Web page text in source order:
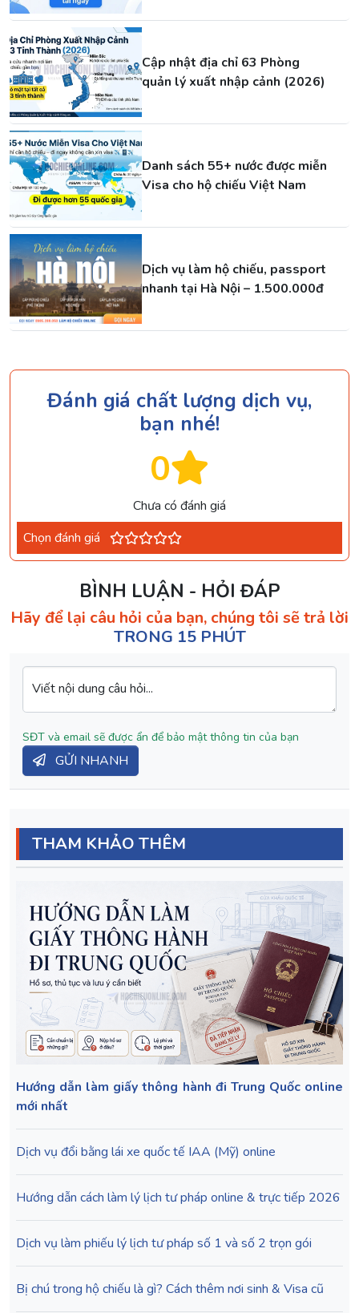
Cập nhật địa chỉ 63 Phòng
quản lý xuất nhập cảnh (2026)
Danh sách 55+ nước được miễn
Visa cho hộ chiếu Việt Nam
Dịch vụ làm hộ chiếu, passport
nhanh tại Hà Nội – 1.500.000đ
Đánh giá chất lượng dịch vụ,
bạn nhé!
0
Chưa có đánh giá
Chọn đánh giá
BÌNH LUẬN - HỎI ĐÁP
Hãy để lại câu hỏi của bạn, chúng tôi sẽ trả lời
TRONG 15 PHÚT
Viết nội dung câu hỏi...
SĐT và email sẽ được ẩn để bảo mật thông tin của bạn
GỬI NHANH
THAM KHẢO THÊM
Hướng dẫn làm giấy thông hành đi Trung Quốc online
mới nhất
Dịch vụ đổi bằng lái xe quốc tế IAA (Mỹ) online
Hướng dẫn cách làm lý lịch tư pháp online & trực tiếp 2026
Dịch vụ làm phiếu lý lịch tư pháp số 1 và số 2 trọn gói
Bị chú trong hộ chiếu là gì? Cách thêm nơi sinh & Visa cũ